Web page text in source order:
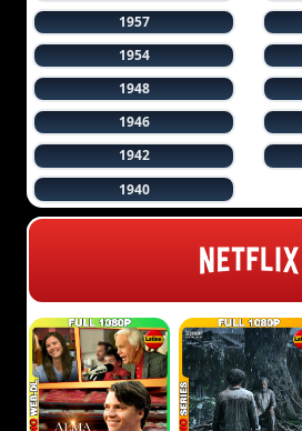
1957
1954
1948
1946
1942
1940